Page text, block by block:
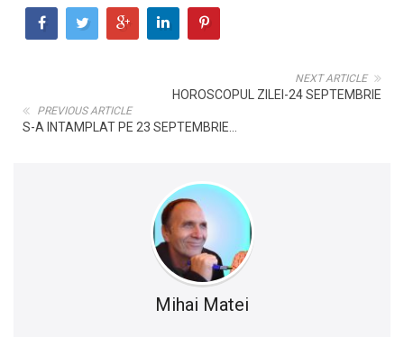
NEXT ARTICLE
HOROSCOPUL ZILEI-24 SEPTEMBRIE
PREVIOUS ARTICLE
S-A INTAMPLAT PE 23 SEPTEMBRIE...
Mihai Matei